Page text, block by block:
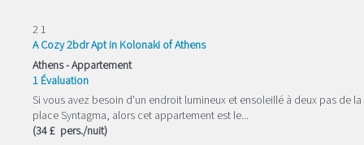
2 1
A Cozy 2bdr Apt in Kolonaki of Athens
Athens -Appartement
1 Évaluation
Si vous avez besoin d'un endroit lumineux et ensoleillé à deux pas de la
place Syntagma, alors cet appartement est le...
(34 £ pers./nuit)